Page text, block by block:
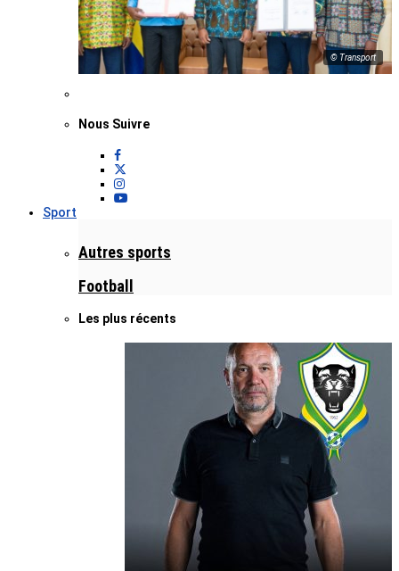
© Transport
Nous Suivre
Sport
Autres sports
Football
Les plus récents